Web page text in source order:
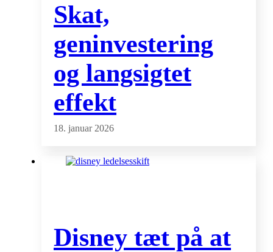
Skat,
geninvestering
og langsigtet
effekt
18. januar 2026
Disney tæt på at